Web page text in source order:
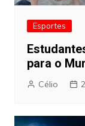
Esportes
para o
Célio